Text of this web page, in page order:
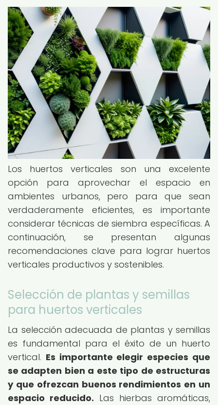
Los huertos verticales son una excelente
opción para aprovechar el espacio en
ambientes urbanos, pero para que sean
verdaderamente eficientes, es importante
considerar técnicas de siembra específicas. A
continuación, se presentan algunas
recomendaciones clave para lograr huertos
verticales productivos y sostenibles.
Selección de plantas y semillas
para huertos verticales
La selección adecuada de plantas y semillas
es fundamental para el éxito de un huerto
vertical. Es importante elegir especies que
se adapten bien a este tipo de estructuras
y que ofrezcan buenos rendimientos en un
espacio reducido. Las hierbas aromáticas,